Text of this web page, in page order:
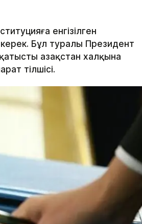
енгізілген
керек. Бұл туралы Президент
Қазақстан халқына
тілшісі.